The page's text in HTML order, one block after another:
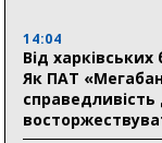
18:54
Романько
прифронтової
в Австрії
14:04
Від
Як ПАТ